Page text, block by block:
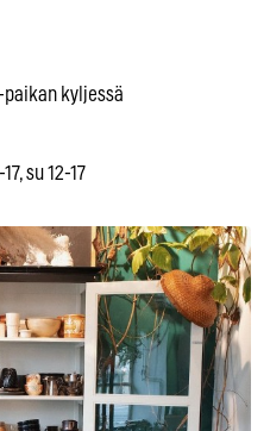
paikan kyljessä
su 12-17